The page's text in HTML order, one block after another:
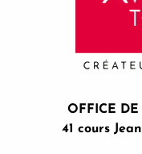
OFFICE
41 cours